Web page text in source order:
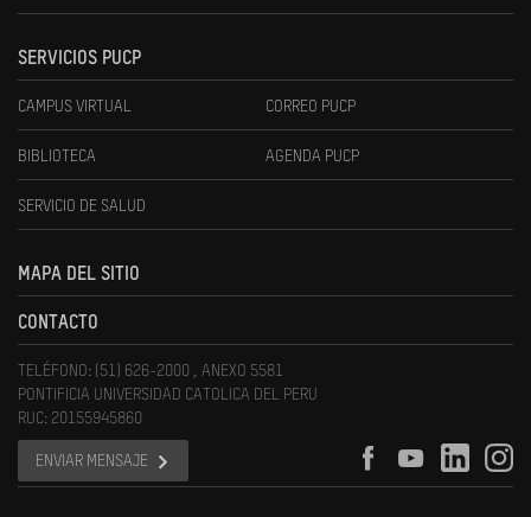
SERVICIOS PUCP
CAMPUS VIRTUAL CORREO PUCP
BIBLIOTECA AGENDA PUCP
SERVICIO DE SALUD
MAPA DEL SITIO
CONTACTO
TELÉFONO: (51) 626-2000 , ANEXO 5581
PONTIFICIA UNIVERSIDAD CATOLICA DEL PERU
RUC: 20155945860
ENVIAR MENSAJE